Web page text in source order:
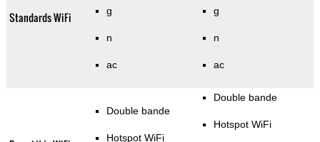
Standards WiFi g
n
ac
g
n
ac
Double bande
Hotspot WiFi
Double bande
Hotspot WiFi